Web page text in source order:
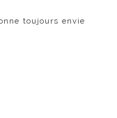
toujours envie